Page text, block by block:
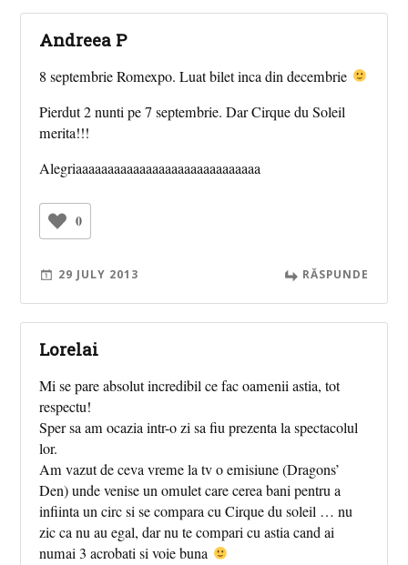
Andreea P
8 septembrie Romexpo. Luat bilet inca din decembrie
Pierdut 2 nunti pe 7 septembrie. Dar Cirque du Soleil
merita!!!
Alegriaaaaaaaaaaaaaaaaaaaaaaaaaaaaa
0
29 JULY 2013 RĂSPUNDE
Lorelai
Mi se pare absolut incredibil ce fac oamenii astia, tot
respectu!
Sper sa am ocazia intr-o zi sa fiu prezenta la spectacolul
lor.
Am vazut de ceva vreme la tv o emisiune (Dragons’
Den) unde venise un omulet care cerea bani pentru a
infiinta un circ si se compara cu Cirque du soleil … nu
zic ca nu au egal, dar nu te compari cu astia cand ai
numai 3 acrobati si voie buna